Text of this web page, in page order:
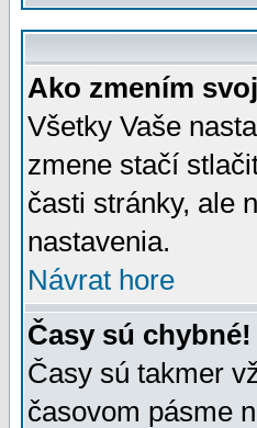
Ako zmením
Všetky Vaše
zmene stačí
časti stránky, ale
nastavenia.
Návrat hore
Časy sú chybné!
Časy sú takmer
časovom pásme